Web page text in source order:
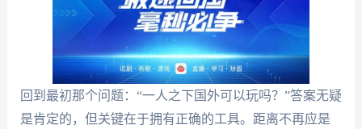
回到最初那个问题：“一人之下国外可以玩吗？”答案无疑
是肯定的，但关键在于拥有正确的工具。距离不再应是